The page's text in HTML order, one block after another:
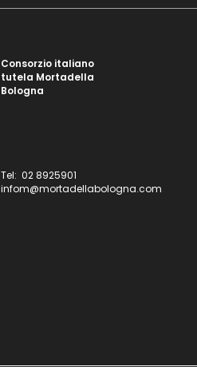
Consorzio italiano
tutela Mortadella
Bologna
Tel: 02 8925901
infom@mortadellabologna.com